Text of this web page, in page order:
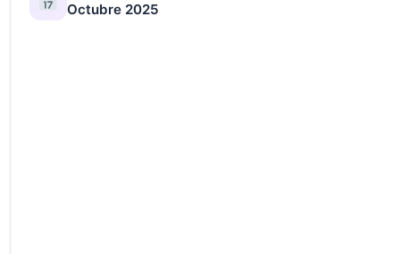
Octubre 2025